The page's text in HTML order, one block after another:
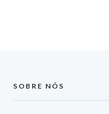
SOBRE NÓS